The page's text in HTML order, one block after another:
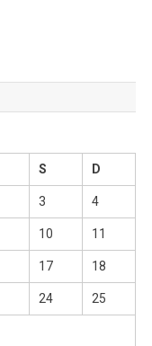
S D
3 4
10 11
17 18
24 25